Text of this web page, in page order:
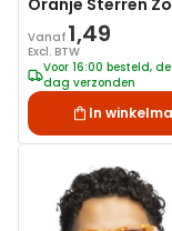
Oranje Sterren
Vanaf 1,49
Excl. BTW
Voor 16:00 besteld,
dag verzonden
In